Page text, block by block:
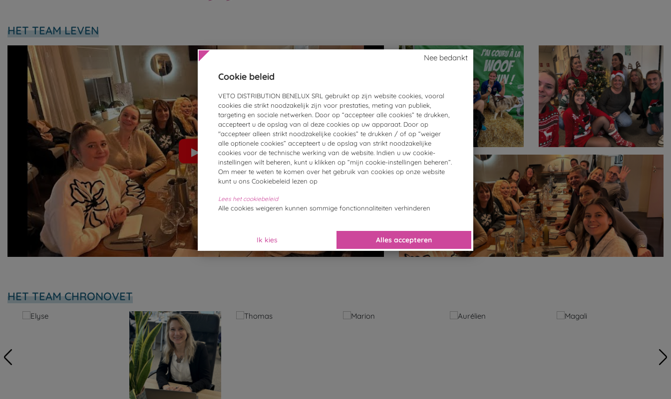
HET TEAM LEVEN
▶
HET TEAM CHRONOVET
Nee bedankt
Cookie beleid
VETO DISTRIBUTION BENELUX SRL gebruikt op zijn website cookies, vooral
cookies die strikt noodzakelijk zijn voor prestaties, meting van publiek,
targeting en sociale netwerken. Door op “accepteer alle cookies” te drukken,
accepteert u de opslag van al deze cookies op uw apparaat. Door op
"accepteer alleen strikt noodzakelijke cookies” te drukken / of op “weiger
alle optionele cookies” accepteert u de opslag van strikt noodzakelijke
cookies voor de technische werking van de website. Indien u uw cookie-
instellingen wilt beheren, kunt u klikken op “mijn cookie-instellingen beheren”.
Om meer te weten te komen over het gebruik van cookies op onze website
kunt u ons Cookiebeleid lezen op
Lees het cookiebeleid
Alle cookies weigeren kunnen sommige fonctionnaliteiten verhinderen
Ik kies Alles accepteren